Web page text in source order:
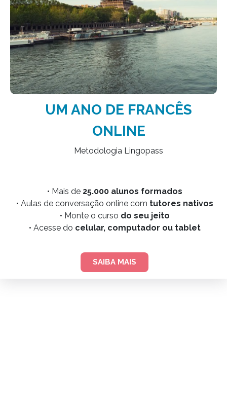
UM ANO DE FRANCÊS
ONLINE
Metodologia Lingopass
• Mais de 25.000 alunos formados
• Aulas de conversação online com tutores nativos
• Monte o curso do seu jeito
• Acesse do celular, computador ou tablet
SAIBA MAIS